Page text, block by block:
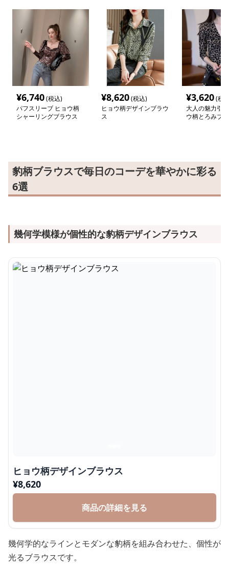
¥6,740(税込)
パフスリーブ ヒョウ柄
シャーリングブラウス
¥8,620(税込)
ヒョウ柄デザインブラウ
ス
¥3,620(税
大人の魅力引
ウ柄とろみブ
豹柄ブラウスで毎日のコーデを華やかに彩る
6選
幾何学模様が個性的な豹柄デザインブラウス
ヒョウ柄デザインブラウス
¥8,620
商品の詳細を見る
幾何学的なラインとモダンな豹柄を組み合わせた、個性が
光るブラウスです。